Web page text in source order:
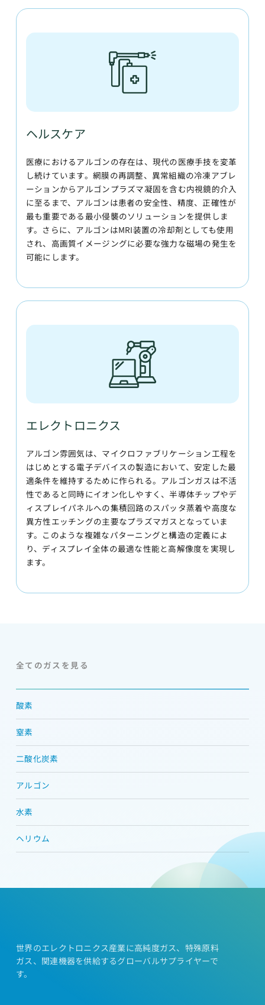
ヘルスケア
医療におけるアルゴンの存在は、現代の医療手技を変革
し続けています。網膜の再調整、異常組織の冷凍アブレ
ーションからアルゴンプラズマ凝固を含む内視鏡的介入
に至るまで、アルゴンは患者の安全性、精度、正確性が
最も重要である最小侵襲のソリューションを提供しま
す。さらに、アルゴンはMRI装置の冷却剤としても使用
され、高画質イメージングに必要な強力な磁場の発生を
可能にします。
エレクトロニクス
アルゴン雰囲気は、マイクロファブリケーション工程を
はじめとする電子デバイスの製造において、安定した最
適条件を維持するために作られる。アルゴンガスは不活
性であると同時にイオン化しやすく、半導体チップやデ
ィスプレイパネルへの集積回路のスパッタ蒸着や高度な
異方性エッチングの主要なプラズマガスとなっていま
す。このような複雑なパターニングと構造の定義によ
り、ディスプレイ全体の最適な性能と高解像度を実現し
ます。
全てのガスを見る
酸素
窒素
二酸化炭素
アルゴン
水素
ヘリウム
世界のエレクトロニクス産業に高純度ガス、特殊原料
ガス、関連機器を供給するグローバルサプライヤーで
す。